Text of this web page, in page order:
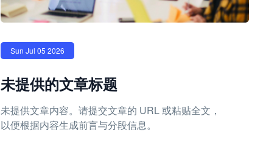
Sun Jul 05 2026
未提供的文章标题
未提供文章内容。请提交文章的 URL 或粘贴全文，
以便根据内容生成前言与分段信息。